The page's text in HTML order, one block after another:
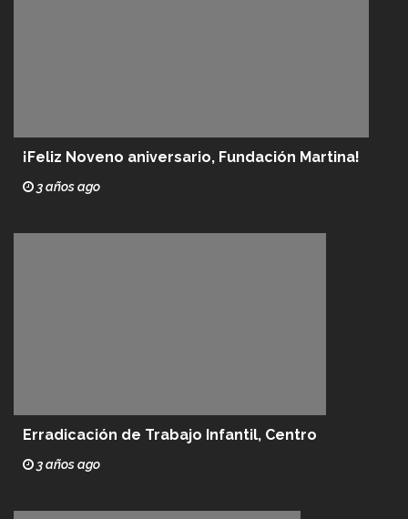
¡Feliz Noveno aniversario, Fundación Martina!
3 años ago
Erradicación de Trabajo Infantil, Centro
3 años ago